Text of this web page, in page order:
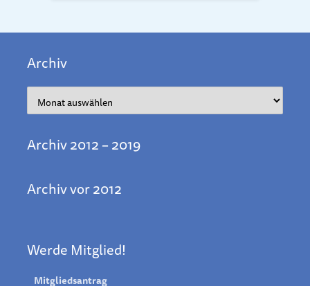
Archiv
Archiv
Archiv 2012 – 2019
Archiv vor 2012
Werde Mitglied!
Mitgliedsantrag